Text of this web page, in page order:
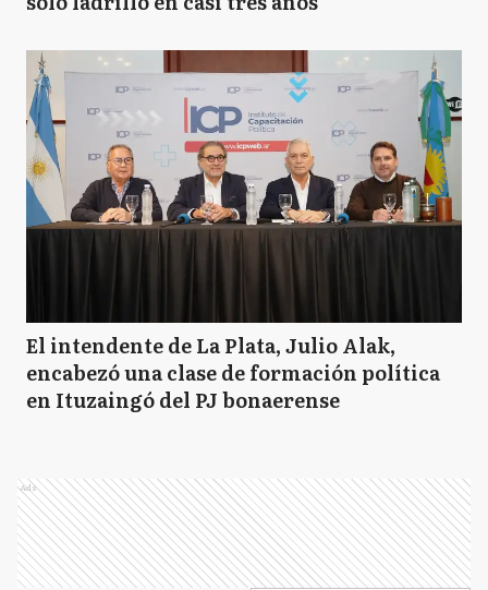
El intendente de La Plata, Julio Alak,
encabezó una clase de formación política
en Ituzaingó del PJ bonaerense
Ads